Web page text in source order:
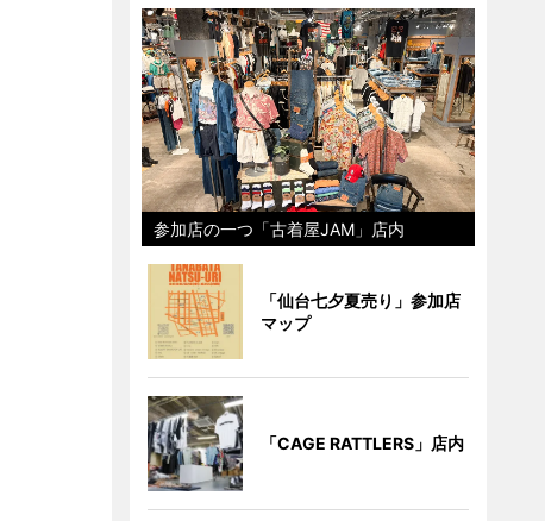
参加店の一つ「古着屋JAM」店内
「仙台七夕夏売り」参加店
マップ
「CAGE RATTLERS」店内